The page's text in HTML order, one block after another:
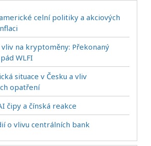
celní politiky a akciových
na kryptoměny: Překonaný
WLFI
situace v Česku a vliv
opatření
čipy a čínská reakce
o vlivu centrálních bank